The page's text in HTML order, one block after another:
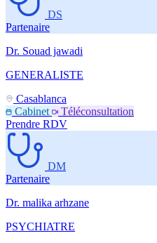
DS
Partenaire
Dr. Souad jawadi
GENERALISTE
Casablanca
Cabinet
Téléconsultation
Prendre RDV
DM
Partenaire
Dr. malika arhzane
PSYCHIATRE